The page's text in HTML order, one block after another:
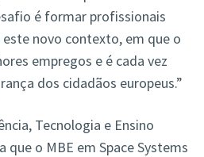
é formar profissionais
este novo contexto, em que o
empregos e é cada vez
dos cidadãos europeus.”
Tecnologia e Ensino
que o MBE em Space Systems